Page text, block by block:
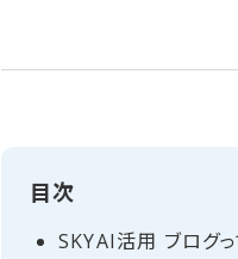
目次
SKYAI活用 ブログっ